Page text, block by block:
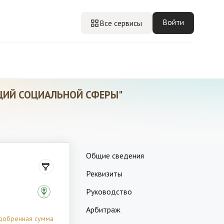
Все сервисы Войти
СОЦИАЛЬНОЙ СФЕРЫ"
сумма
Общие сведения
Реквизиты
Руководство
Арбитраж